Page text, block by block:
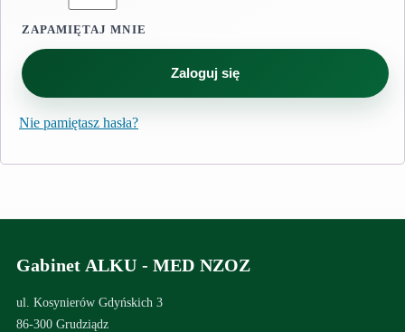
ZAPAMIĘTAJ MNIE
Zaloguj się
Nie pamiętasz hasła?
Gabinet ALKU - MED NZOZ
ul. Kosynierów Gdyńskich 3
86-300 Grudziądz